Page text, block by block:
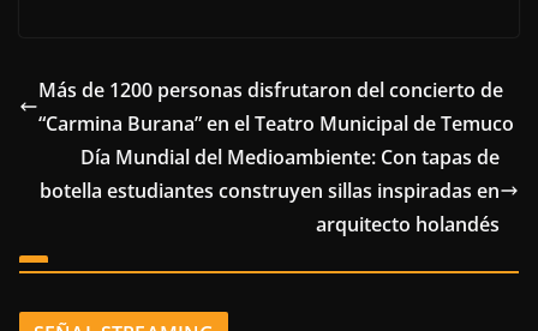
Más de 1200 personas disfrutaron del concierto de
“Carmina Burana” en el Teatro Municipal de Temuco
Día Mundial del Medioambiente: Con tapas de
botella estudiantes construyen sillas inspiradas en
arquitecto holandés